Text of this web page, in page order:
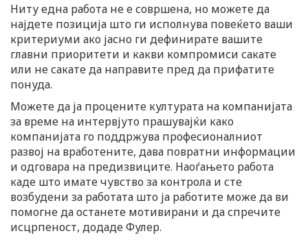
Ниту една работа не е совршена, но можете да
најдете позиција што ги исполнува повеќето ваши
критериуми ако јасно ги дефинирате вашите
главни приоритети и какви компромиси сакате
или не сакате да направите пред да прифатите
понуда.
Можете да ја процените културата на компанијата
за време на интервјуто прашувајќи како
компанијата го поддржува професионалниот
развој на вработените, дава повратни информации
и одговара на предизвиците. Наоѓањето работа
каде што имате чувство за контрола и сте
возбудени за работата што ја работите може да ви
помогне да останете мотивирани и да спречите
исцрпеност, додаде Фулер.